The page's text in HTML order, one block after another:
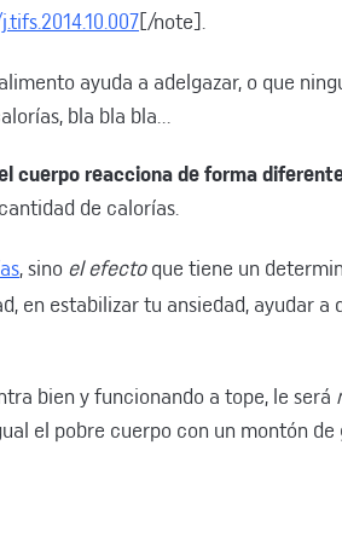
[/note].
ayuda a adelgazar, o que
bla bla bla…
cuerpo reacciona de forma
de calorías.
, sino el efectoque tiene un
en estabilizar tu ansiedad, ayudar a
bien y funcionando a tope, le será
el pobre cuerpo con un montón de